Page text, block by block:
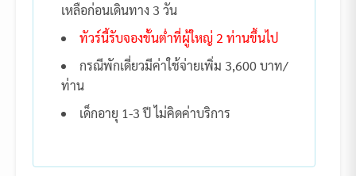
เหลือก่อนเดินทาง 3 วัน
ทัวร์นี้รับจองขั้นต่ำที่ผู้ใหญ่ 2 ท่านขึ้นไป
กรณีพักเดี่ยวมีค่าใช้จ่ายเพิ่ม 3,600 บาท/
ท่าน
เด็กอายุ 1-3 ปี ไม่คิดค่าบริการ